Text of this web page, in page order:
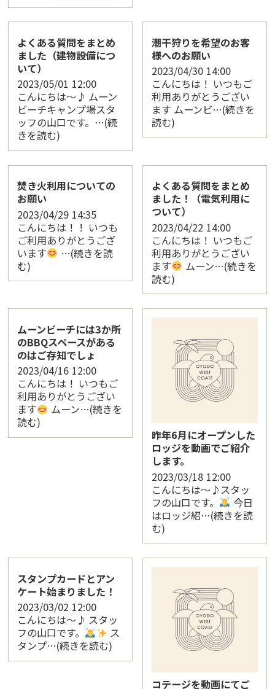
よくある質問をまとめ
ました（建物設備につ
いて）
2023/05/01 12:00
こんにちは〜♪ ムーン
ビーチキャンプ場スタ
ッフの山口です。…(続
きを読む)
潮干狩りを希望のお客
様へのお願い
2023/04/30 14:00
こんにちは！ いつもご
利用ありがとうござい
ます ムーンビ…(続きを
読む)
焚き火利用についての
お願い
2023/04/29 14:35
こんにちは！！ いつも
ご利用ありがとうござ
います
…(続きを読
む)
よくある質問をまとめ
ました！（電気利用に
ついて）
2023/04/22 14:00
こんにちは！ いつもご
利用ありがとうござい
ます
ムーン…(続きを
読む)
ムーンビーチには3か所
のBBQスペースがある
のはご存知でしょ
2023/04/16 12:00
こんにちは！ いつもご
利用ありがとうござい
ます
ムーン…(続きを
読む)
昨年6月にオープンした
ロッジを動画でご紹介
します。
2023/03/18 12:00
こんにちは〜♪スタッ
フの山口です。
今日
はロッジ紹…(続きを読
む)
スタンプカードとアン
ケート始まりました！
2023/03/02 12:00
こんにちは〜♪ スタッ
フの山口です。
ス
タンプ…(続きを読む)
コテージを動画にてご